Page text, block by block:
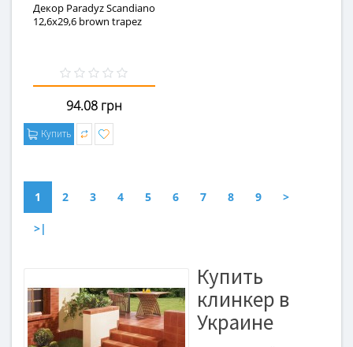
Декор Paradyz Scandiano
12,6x29,6 brown trapez
94.08 грн
Купить
1 2 3 4 5 6 7 8 9 >
>|
Купить
клинкер в
Украине